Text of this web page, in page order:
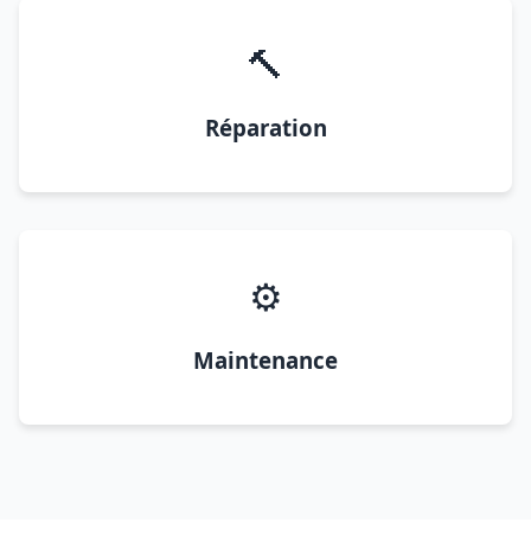
🔨
Réparation
⚙️
Maintenance